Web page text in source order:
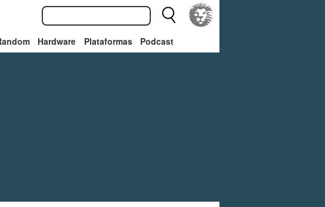
Hardware Plataformas Podcast